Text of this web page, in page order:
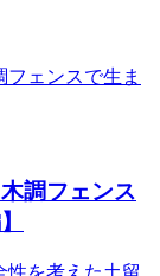
調フェンス